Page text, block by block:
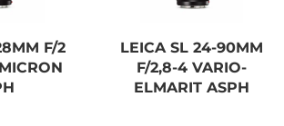
F/2
LEICA SL 24-90MM
F/2,8-4 VARIO-
ELMARIT ASPH